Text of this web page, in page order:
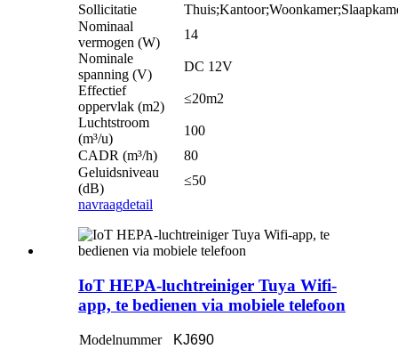
Sollicitatie
Nominaal
vermogen (W)
14
Nominale
spanning (V)
DC 12V
Effectief
oppervlak (m2)
≤20m2
Luchtstroom
(m³/u)
100
CADR (m³/h)
80
Geluidsniveau
(dB)
≤50
navraagdetail
IoT HEPA-luchtreiniger Tuya Wifi-
app, te bedienen via mobiele telefoon
Modelnummer
KJ690